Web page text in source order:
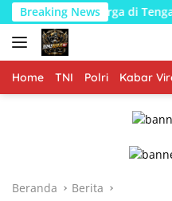
Langsung
ke
konten
Breaking News
di Tengah Konflik Ugimba,
Home TNI Polri Kabar
Beranda Berita